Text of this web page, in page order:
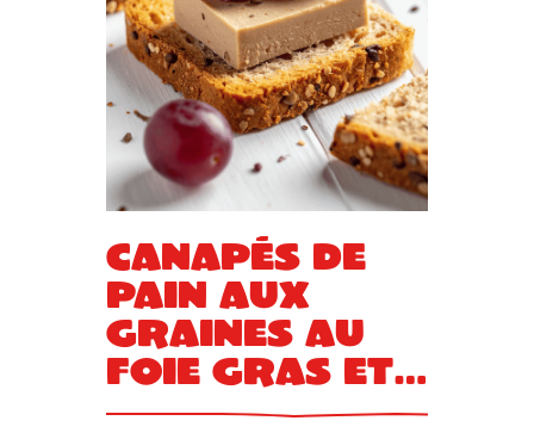
Canapés de
pain aux
graines au
foie gras et
aux raisins